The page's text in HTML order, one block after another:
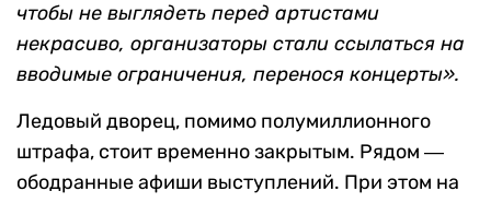
чтобы не выглядеть перед артистами
некрасиво, организаторы стали ссылаться на
вводимые ограничения, перенося концерты».
Ледовый дворец, помимо полумиллионного
штрафа, стоит временно закрытым. Рядом ―
ободранные афиши выступлений. При этом на